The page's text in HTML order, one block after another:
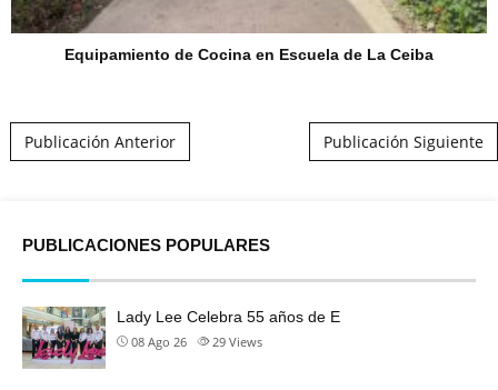
Equipamiento de Cocina en Escuela de La Ceiba
Publicación Anterior Publicación Siguiente
PUBLICACIONES POPULARES
Lady Lee Celebra 55 años de E
08 Ago 26 29 Views